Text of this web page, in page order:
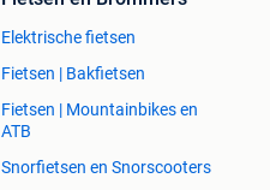
Elektrische fietsen
Fietsen | Bakfietsen
Fietsen | Mountainbikes en
ATB
Snorfietsen en Snorscooters